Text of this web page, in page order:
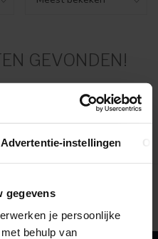
Advertentie-instellingen
gegevens
je persoonlijke
behulp van
GEVONDEN!
0van 0